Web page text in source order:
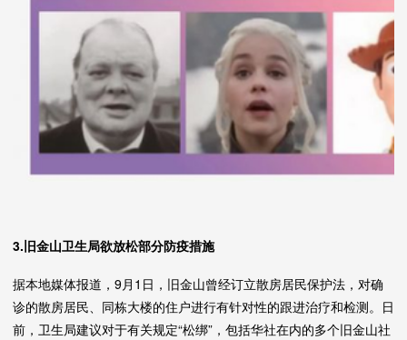
3.旧金山卫生局欲放松部分防疫措施
据本地媒体报道，9月1日，旧金山曾经订立散房居民保护法，对确
诊的散房居民、同栋大楼的住户进行有针对性的跟进治疗和检测。日
前，卫生局建议对于有关规定“松绑”，包括华社在内的多个旧金山社